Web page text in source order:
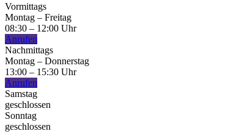
Vormittags
Montag – Freitag
08:30 – 12:00 Uhr
Anrufen
Nachmittags
Montag – Donnerstag
13:00 – 15:30 Uhr
Anrufen
Samstag
geschlossen
Sonntag
geschlossen